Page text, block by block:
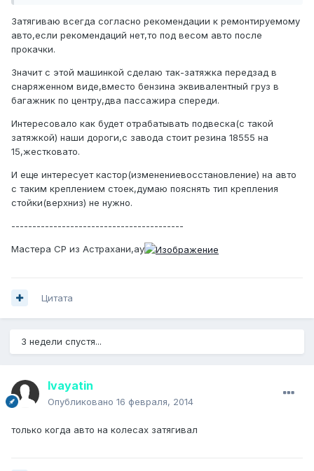
Затягиваю всегда согласно рекомендации к ремонтируемому
авто,если рекомендаций нет,то под весом авто после
прокачки.
Значит с этой машинкой сделаю так-затяжка передзад в
снаряженном виде,вместо бензина эквивалентный груз в
багажник по центру,два пассажира спереди.
Интересовало как будет отрабатывать подвеска(с такой
затяжкой) наши дороги,с завода стоит резина 18555 на
15,жестковато.
И еще интересует кастор(изменениевосстановление) на авто
с таким креплением стоек,думаю пояснять тип крепления
стойки(верхниз) не нужно.
-----------------------------------------
Мастера СР из Астрахани,ау
Цитата
3 недели спустя...
Ivayatin
Опубликовано 16 февраля, 2014
только когда авто на колесах затягивал